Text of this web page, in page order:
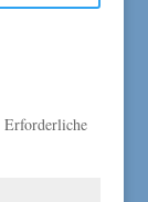
Erforderliche